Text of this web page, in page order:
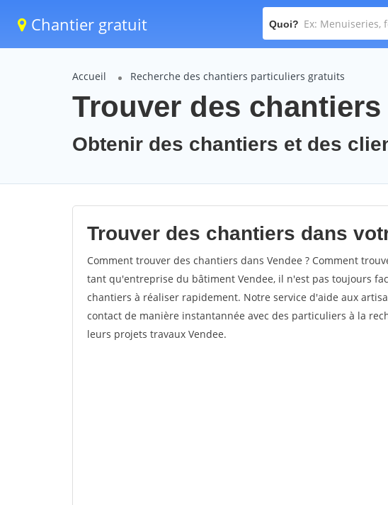
Chantier gratuit Quoi?
Accueil Recherche des chantiers particuliers gratuits
Trouver des
Obtenir des chantiers et des
Trouver des chantiers dans
Comment trouver des chantiers dans Vendee ? Comment
tant qu'entreprise du bâtiment Vendee, il n'est pas toujours
chantiers à réaliser rapidement. Notre service d'aide aux
contact de manière instantannée avec des particuliers à la
leurs projets travaux Vendee.